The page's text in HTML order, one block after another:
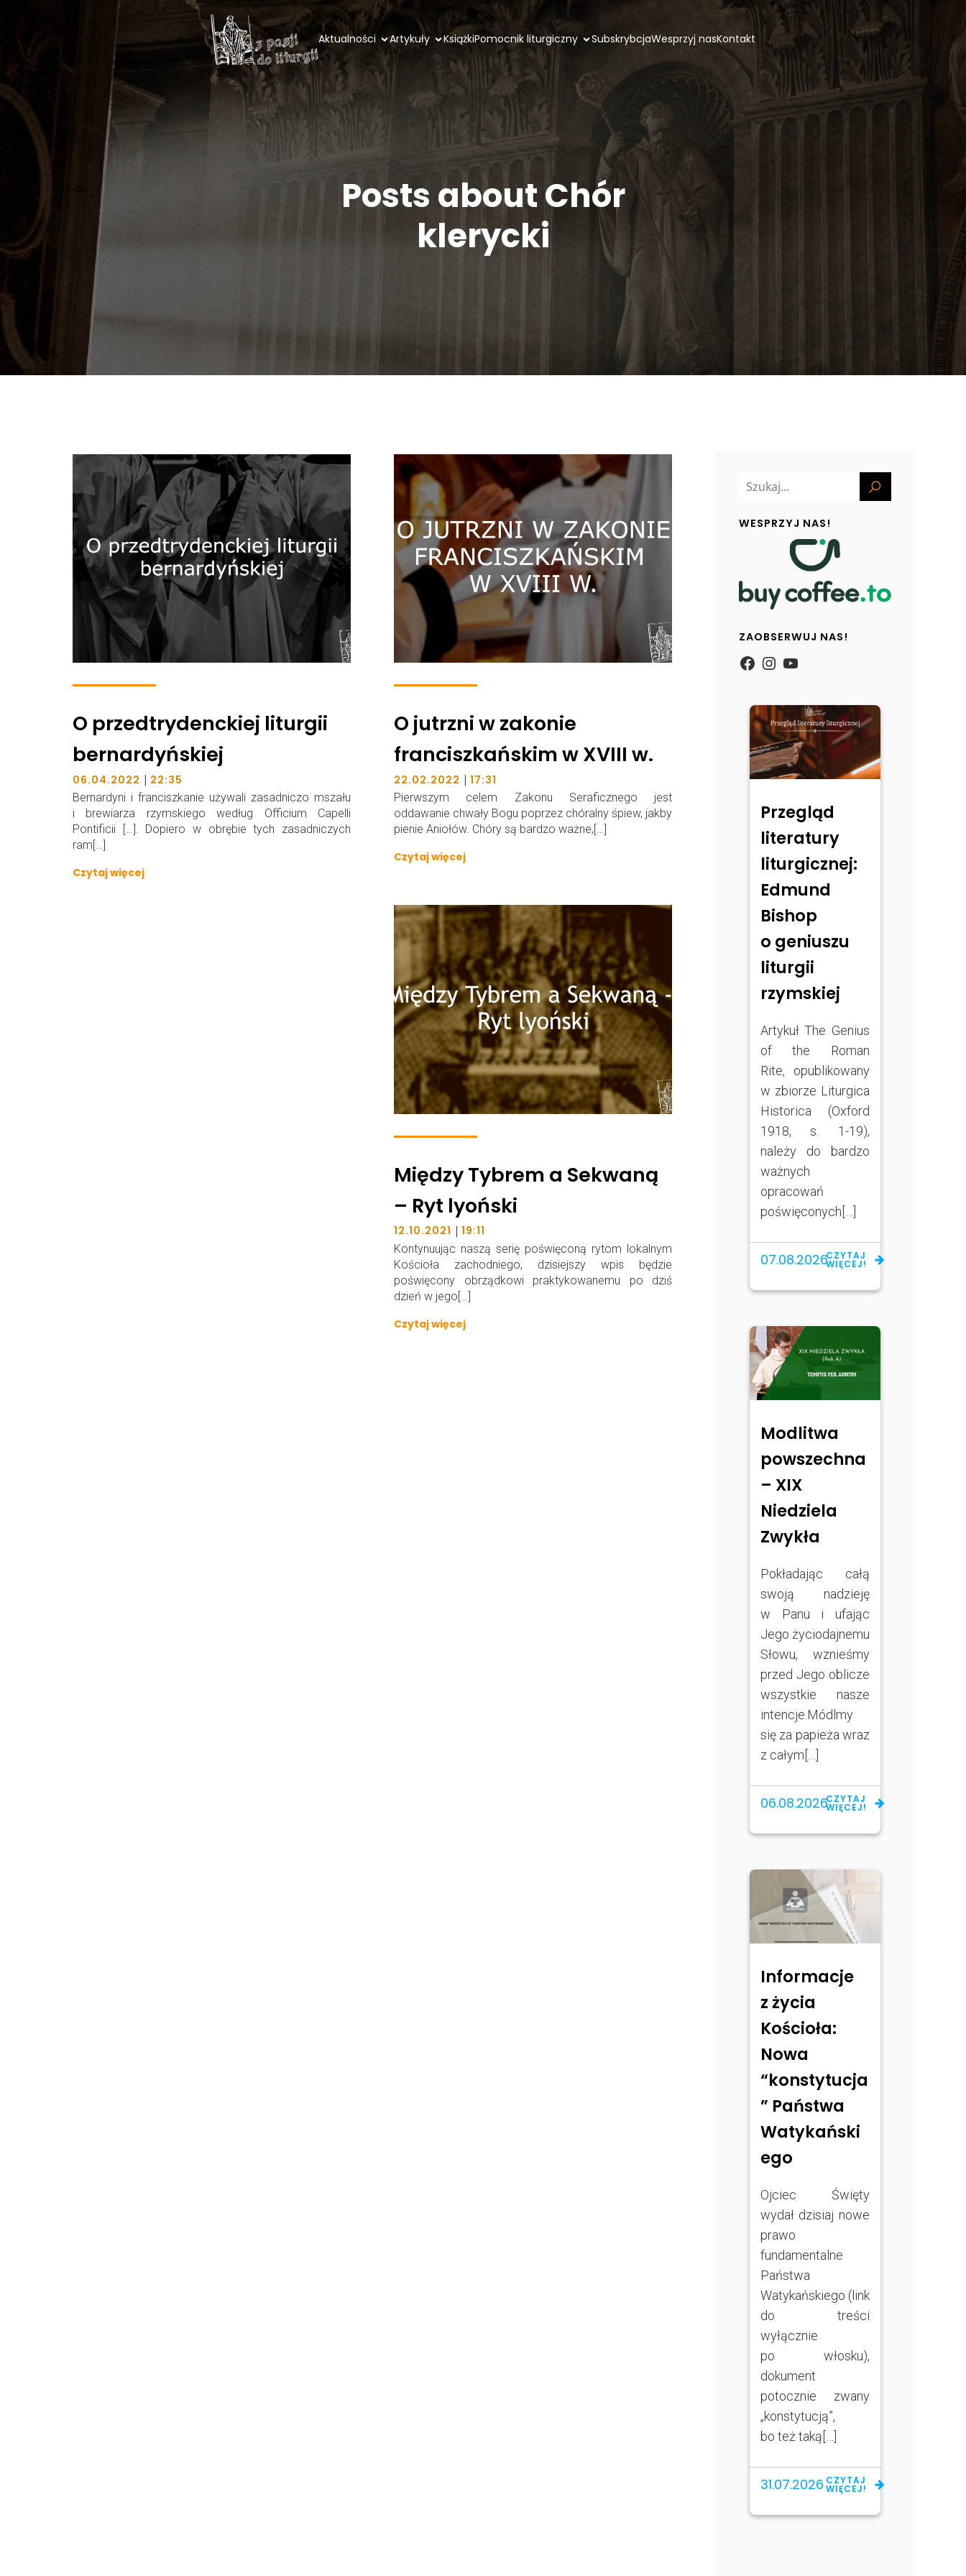
Aktualności Artykuły KsiążkiPomocnik liturgiczny SubskrybcjaWesprzyj nasKontakt
Posts about Chór
klerycki
O przedtrydenckiej liturgii
bernardyńskiej
06.04.2022 | 22:35
Bernardyni i franciszkanie używali zasadniczo mszału
i brewiarza rzymskiego według Officium Capelli
Pontificii […]. Dopiero w obrębie tych zasadniczych
ram[…]
Czytaj więcej
O jutrzni w zakonie
franciszkańskim w XVIII w.
22.02.2022 | 17:31
Pierwszym celem Zakonu Seraficznego jest
oddawanie chwały Bogu poprzez chóralny śpiew, jakby
pienie Aniołów. Chóry są bardzo ważne,[…]
Czytaj więcej
Między Tybrem a Sekwaną
– Ryt lyoński
12.10.2021 | 19:11
Kontynuując naszą serię poświęconą rytom lokalnym
Kościoła zachodniego, dzisiejszy wpis będzie
poświęcony obrządkowi praktykowanemu po dziś
dzień w jego[…]
Czytaj więcej
WESPRZYJ NAS!
ZAOBSERWUJ NAS!
https://
Instagram
YouTube
Przegląd
literatury
liturgicznej:
Edmund
Bishop
o geniuszu
liturgii
rzymskiej
Artykuł The Genius
of the Roman
Rite, opublikowany
w zbiorze Liturgica
Historica (Oxford
1918, s. 1-19),
należy do bardzo
ważnych
opracowań
poświęconych[…]
07.08.2026CZYTAJ
WIĘCEJ!
Modlitwa
powszechna
– XIX
Niedziela
Zwykła
Pokładając całą
swoją nadzieję
w Panu i ufając
Jego życiodajnemu
Słowu, wznieśmy
przed Jego oblicze
wszystkie nasze
intencje.Módlmy
się za papieża wraz
z całym[…]
06.08.2026CZYTAJ
WIĘCEJ!
Informacje
z życia
Kościoła:
Nowa
“konstytucja
” Państwa
Watykański
ego
Ojciec Święty
wydał dzisiaj nowe
prawo
fundamentalne
Państwa
Watykańskiego (link
do treści
wyłącznie
po włosku),
dokument
potocznie zwany
„konstytucją”,
bo też taką[…]
31.07.2026 CZYTAJ
WIĘCEJ!